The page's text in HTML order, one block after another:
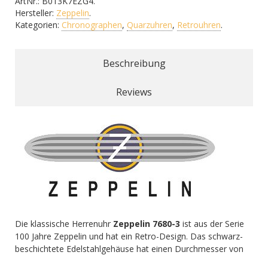
Hersteller: Zeppelin.
Kategorien: Chronographen, Quarzuhren, Retrouhren.
Beschreibung
Reviews
Die klassische Herrenuhr Zeppelin 7680-3 ist aus der Serie
100 Jahre Zeppelin und hat ein Retro-Design. Das schwarz-
beschichtete Edelstahlgehäuse hat einen Durchmesser von